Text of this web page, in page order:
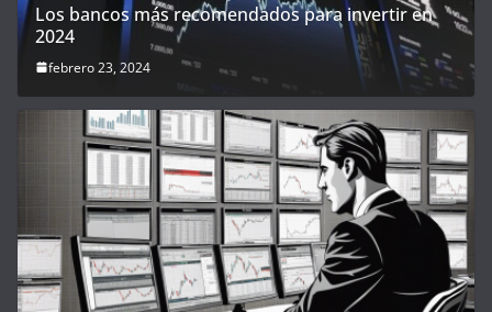
Los bancos más recomendados para invertir en
2024
febrero 23, 2024